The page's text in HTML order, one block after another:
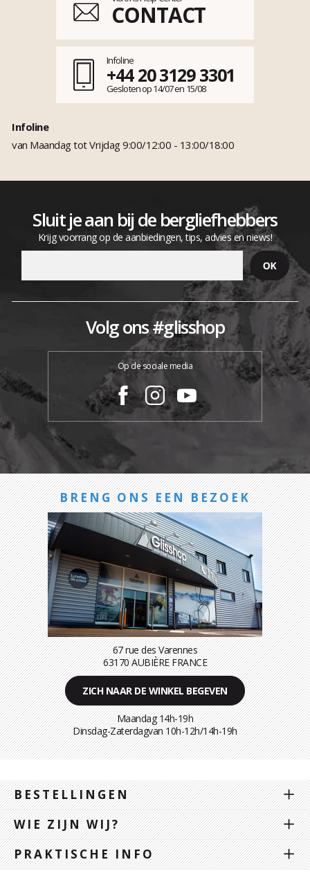
CONTACT
Infoline
+44 20 3129 3301
Gesloten op 14/07 en 15/08
Infoline
van Maandag tot Vrijdag 9:00/12:00 - 13:00/18:00
Sluit je aan bij de bergliefhebbers
Krijg voorrang op de aanbiedingen, tips, advies en niews!
Volg ons #glisshop
Op de sociale media
BRENG ONS EEN BEZOEK
67 rue des Varennes
63170 AUBIÈRE FRANCE
ZICH NAAR DE WINKEL BEGEVEN
Maandag 14h-19h
Dinsdag-Zaterdagvan 10h-12h/14h-19h
BESTELLINGEN
WIE ZIJN WIJ?
PRAKTISCHE INFO